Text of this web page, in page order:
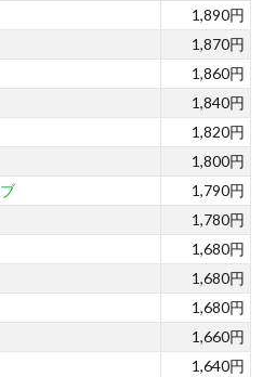
1,890円
1,870円
1,860円
1,840円
1,820円
1,800円
1,790円
1,780円
1,680円
1,680円
1,680円
1,660円
1,640円